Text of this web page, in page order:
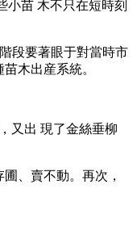
小苗 木不只在短時刻
段要著眼于對當時市
木出産系統。
又出 現了金絲垂柳
、賣不動。再次，